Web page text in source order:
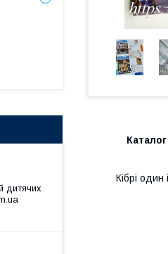
Кібрі один
дитячих